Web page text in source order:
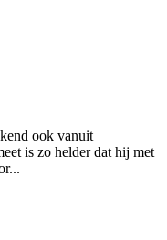
ook vanuit
is zo helder dat hij met